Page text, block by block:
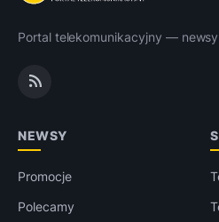
Portal telekomunikacyjny —
NEWSY
Promocje
Polecamy